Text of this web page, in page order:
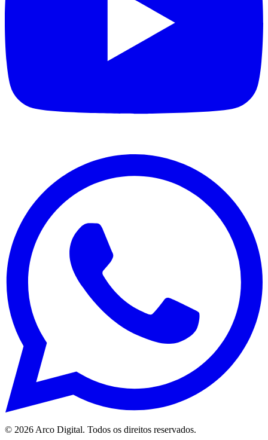
© 2026 Arco Digital. Todos os direitos reservados.